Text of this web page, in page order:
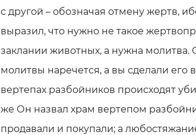
с другой – обозначая отмену жертв,
выразил, что нужно не такое
заклании животных, а нужна
молитвы наречется, а вы сделали его
вертепах разбойников происходят
же Он назвал храм вертепом
продавали и покупали; а